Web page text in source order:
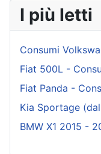
I più letti
Consumi
Fiat 500L -
Fiat Panda -
Kia Sportage
BMW X1 2015 -